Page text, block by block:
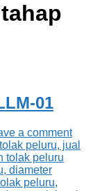
tahap
01
a comment